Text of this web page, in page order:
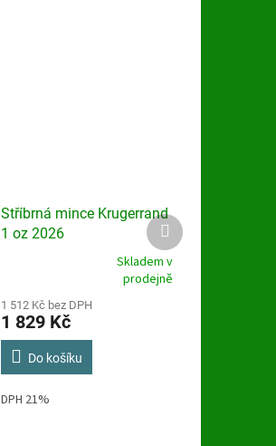
Stříbrná mince Krugerrand
1 oz 2026
produktu
je
4,2
5
hvězdiček.
Skladem v
prodejně
1 512 Kč bez DPH
1 829 Kč
Do košíku
DPH 21%
Další
produkt